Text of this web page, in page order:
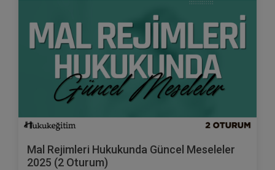
Mal Rejimleri Hukukunda Güncel Meseleler
2025 (2 Oturum)